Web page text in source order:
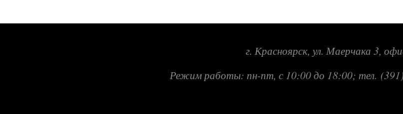
г. Красноярск, ул. Маерчака 3,
Режим работы: пн-пт, с 10:00 до 18:00; тел.